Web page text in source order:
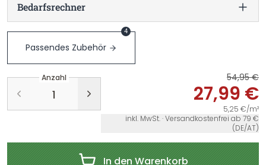
Bedarfsrechner
Passendes Zubehör
4
Anzahl 54,95 €
27,99 €
5,25 €/m²
inkl. MwSt. · Versandkostenfrei ab 79 €
(DE/AT)
In den Warenkorb